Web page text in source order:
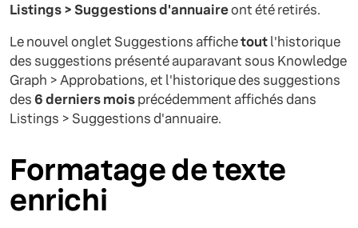
Listings > Suggestions d'annuaireont été retirés.
Le nouvel onglet Suggestions affichetoutl'historique
des suggestions présenté auparavant sous Knowledge
Graph > Approbations, et l'historique des suggestions
des6 derniers moisprécédemment affichés dans
Listings > Suggestions d'annuaire.
Formatage de texte
enrichi